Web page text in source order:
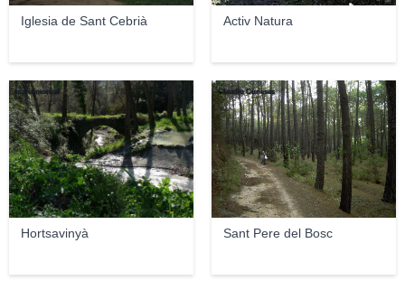
Iglesia de Sant Cebrià Activ Natura
Hortsavinyà
maria moncal
Sant Pere del Bosc
Claudio Curieses